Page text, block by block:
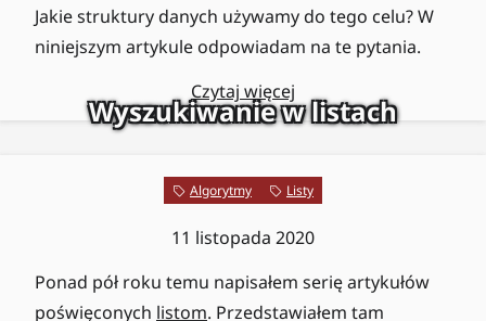
Jakie struktury danych używamy do tego celu? W
niniejszym artykule odpowiadam na te pytania.
Czytaj więcej
Wyszukiwanie w listach
Algorytmy Listy
11 listopada 2020
Ponad pół roku temu napisałem serię artykułów
poświęconych listom. Przedstawiałem tam